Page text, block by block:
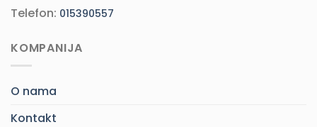
Telefon: 015390557
KOMPANIJA
O nama
Kontakt